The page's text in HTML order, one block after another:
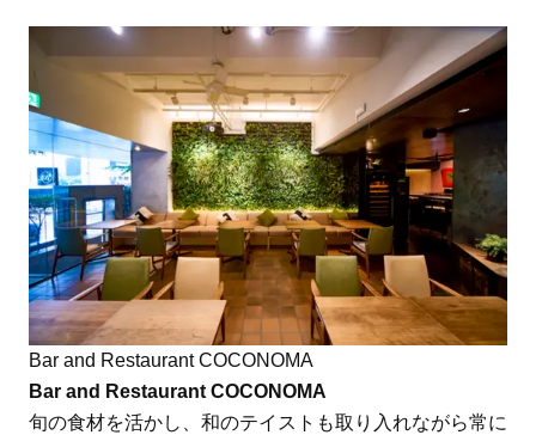
Bar and Restaurant COCONOMA
Bar and Restaurant COCONOMA
旬の食材を活かし、和のテイストも取り入れながら常に